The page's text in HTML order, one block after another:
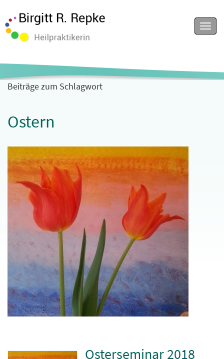
Menu
Beiträge zum Schlagwort
Ostern
Osterseminar 2018